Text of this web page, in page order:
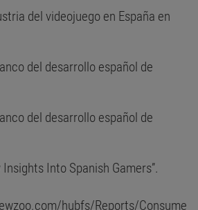
del videojuego en España en
del desarrollo español de
del desarrollo español de
Insights Into Spanish Gamers”.
hubfs/Reports/Consume